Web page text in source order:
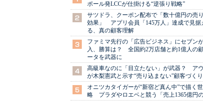
ポール発LCCが仕掛ける“逆張り戦略”
サツドラ、クーポン配布で「数十億円の売
効果」 アプリ会員「145万人」達成で見据
る、真の顧客理解
ファミマ先行の「広告ビジネス」にセブン
入、勝算は？ 全国約2万店舗と約1億人の
ータを武器に
高級車なのに「目立たない」が武器？ ア
が木梨憲武と示す“売り込まない”顧客づくり
オニツカタイガーが“新宿ど真ん中”で描く
略 プラダやロエベと競う「売上1365億円の